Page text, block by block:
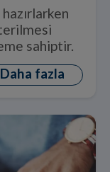
sahiptir.
Daha fazla